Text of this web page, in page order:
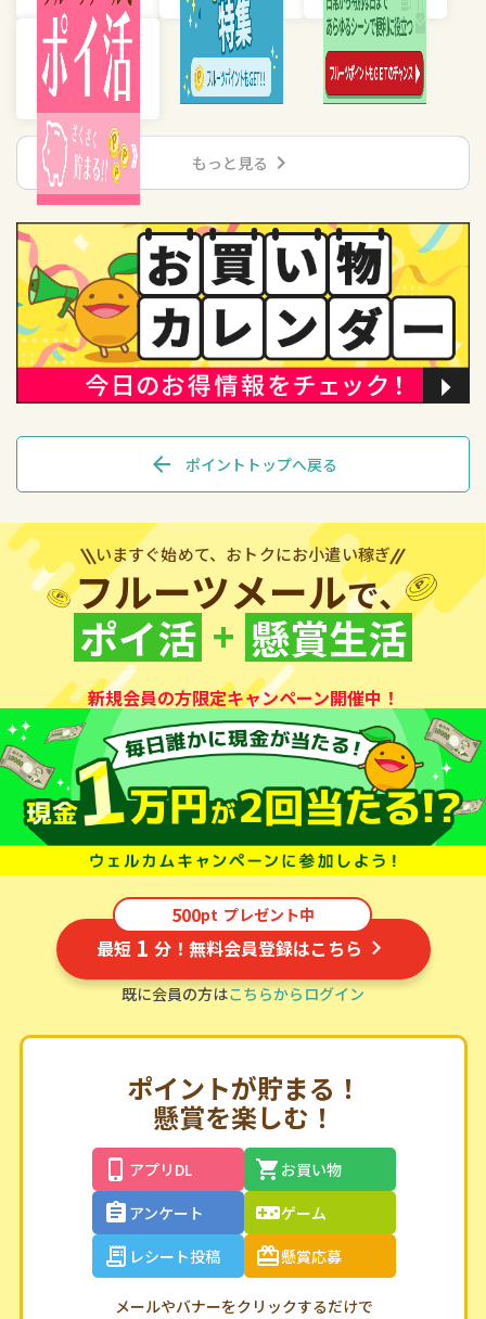
もっと見る chevron_right
arrow_back ポイントトップへ戻る
いますぐ始めて、おトクにお小遣い稼ぎ
フルーツメールで、
ポイ活 + 懸賞生活
新規会員の方限定キャンペーン開催中！
500pt プレゼント中
最短 1 分！無料会員登録はこちら
既に会員の方はこちらからログイン
ポイントが貯まる！
懸賞を楽しむ！
アプリDL
お買い物
アンケート
ゲーム
レシート投稿
懸賞応募
メールやバナーをクリックするだけで